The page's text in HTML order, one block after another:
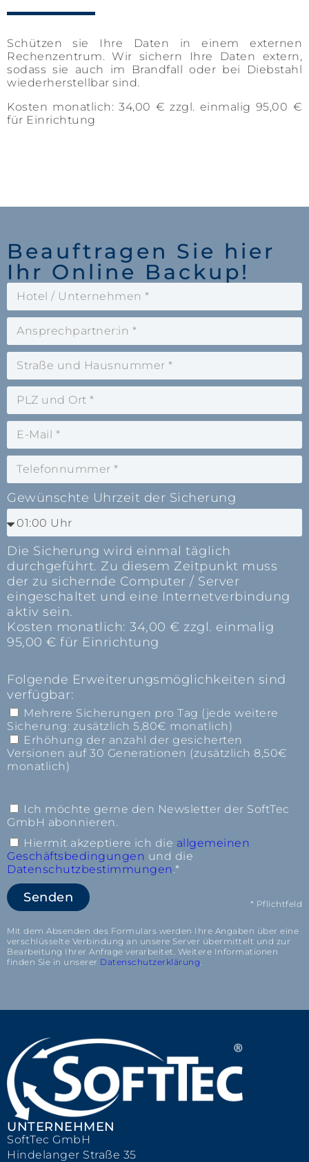
Schützen sie Ihre Daten in einem externen
Rechenzentrum. Wir sichern Ihre Daten extern,
sodass sie auch im Brandfall oder bei Diebstahl
wiederherstellbar sind.
Kosten monatlich: 34,00 € zzgl. einmalig 95,00 €
für Einrichtung
Beauftragen Sie hier
Ihr Online Backup!
Gewünschte Uhrzeit der Sicherung
Die Sicherung wird einmal täglich
durchgeführt. Zu diesem Zeitpunkt muss
der zu sichernde Computer / Server
eingeschaltet und eine Internetverbindung
aktiv sein.
Kosten monatlich: 34,00 € zzgl. einmalig
95,00 € für Einrichtung
Folgende Erweiterungsmöglichkeiten sind
verfügbar:
Mehrere Sicherungen pro Tag (jede weitere
Sicherung: zusätzlich 5,80€ monatlich)
Erhöhung der anzahl der gesicherten
Versionen auf 30 Generationen (zusätzlich 8,50€
monatlich)
Ich möchte gerne den Newsletter der SoftTec
GmbH abonnieren.
Hiermit akzeptiere ich die allgemeinen
Geschäftsbedingungen und die
Datenschutzbestimmungen.*
Senden * Pflichtfeld
Mit dem Absenden des Formulars werden Ihre Angaben über eine
verschlüsselte Verbindung an unsere Server übermittelt und zur
Bearbeitung Ihrer Anfrage verarbeitet. Weitere Informationen
finden Sie in unserer Datenschutzerklärung.
UNTERNEHMEN
SoftTec GmbH
Hindelanger Straße 35